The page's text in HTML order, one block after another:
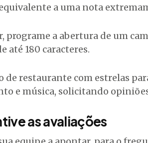
a uma nota
programe a abertura de um
até 180 caracteres.
as avaliações